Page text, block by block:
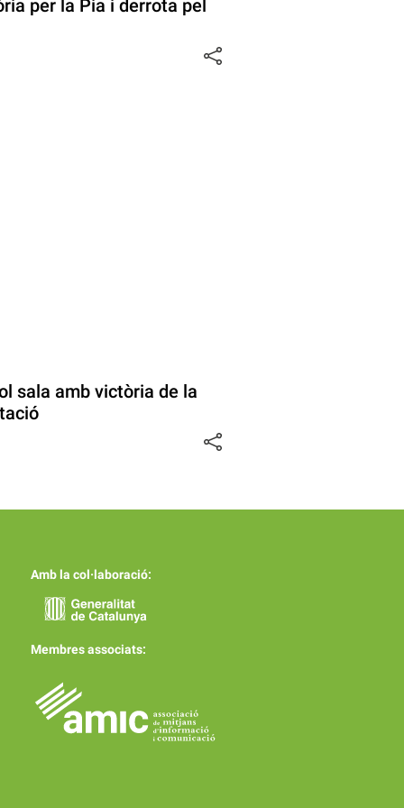
per la Pia i derrota pel
sala amb victòria de la
Amb la col·laboració:
Membres associats: